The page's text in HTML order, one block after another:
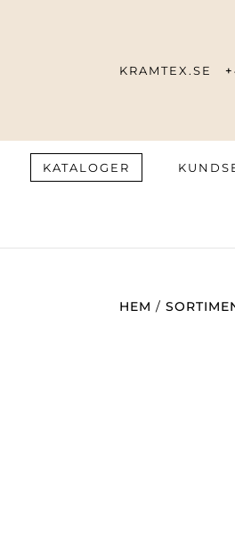
KRAMTEX.SE
KATALOGER
HEM /